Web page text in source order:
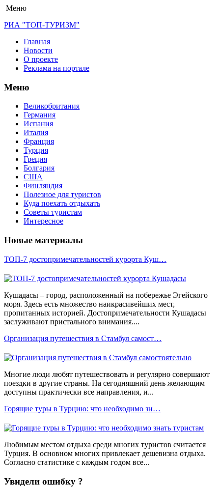
Меню
РИА "ТОП-ТУРИЗМ"
Главная
Новости
О проекте
Реклама на портале
Меню
Великобритания
Германия
Испания
Италия
Франция
Турция
Греция
Болгария
США
Финляндия
Полезное для туристов
Куда поехать отдыхать
Советы туристам
Интересное
Новые материалы
ТОП-7 достопримечательностей курорта Куш…
Кушадасы – город, расположенный на побережье Эгейского
моря. Здесь есть множество наикрасивейших мест,
пропитанных историей. Достопримечательности Кушадасы
заслуживают пристального внимания....
Организация путешествия в Стамбул самост…
Многие люди любят путешествовать и регулярно совершают
поездки в другие страны. На сегодняшний день желающим
доступны практически все направления, и...
Горящие туры в Турцию: что необходимо зн…
Любимым местом отдыха среди многих туристов считается
Турция. В основном многих привлекает дешевизна отдыха.
Согласно статистике с каждым годом все...
Увидели ошибку ?